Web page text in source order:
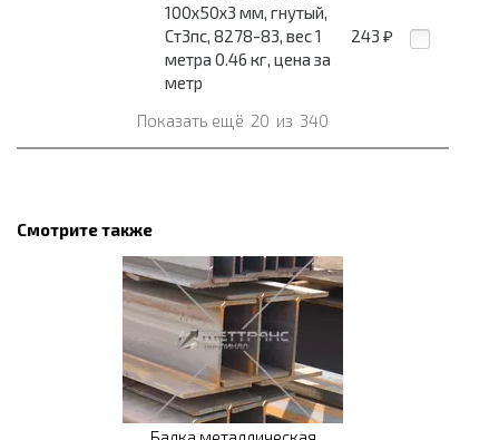
100x50x3 мм, гнутый,
Ст3пс, 8278-83, вес 1
метра 0.46 кг, цена за
метр
243 ₽
Показать ещё 20 из 340
Смотрите также